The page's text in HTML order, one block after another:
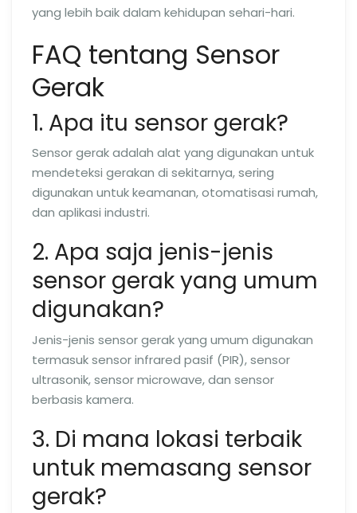
yang lebih baik dalam kehidupan sehari-hari.
FAQ tentang Sensor
Gerak
1. Apa itu sensor gerak?
Sensor gerak adalah alat yang digunakan untuk
mendeteksi gerakan di sekitarnya, sering
digunakan untuk keamanan, otomatisasi rumah,
dan aplikasi industri.
2. Apa saja jenis-jenis
sensor gerak yang umum
digunakan?
Jenis-jenis sensor gerak yang umum digunakan
termasuk sensor infrared pasif (PIR), sensor
ultrasonik, sensor microwave, dan sensor
berbasis kamera.
3. Di mana lokasi terbaik
untuk memasang sensor
gerak?